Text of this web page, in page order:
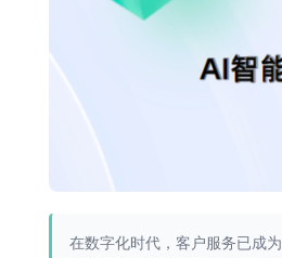
在数字化时代，客户服务已成